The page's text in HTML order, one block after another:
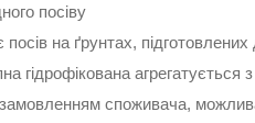
посіву
на ґрунтах,
гідрофікована
споживача,